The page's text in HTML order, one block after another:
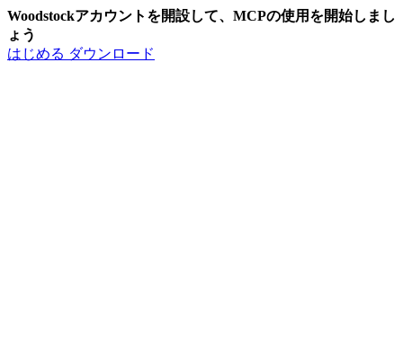
Woodstockアカウントを開設して、MCPの使用を開始しまし
ょう
はじめる ダウンロード